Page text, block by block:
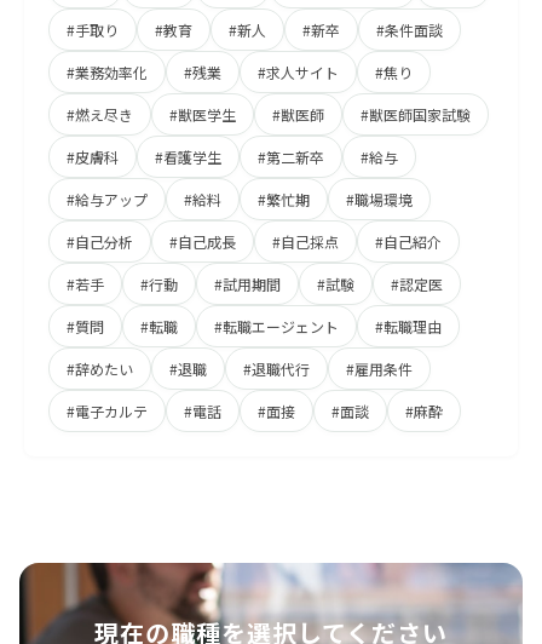
#手取り #教育 #新人 #新卒 #条件面談
#業務効率化 #残業 #求人サイト #焦り
#燃え尽き #獣医学生 #獣医師 #獣医師国家試験
#皮膚科 #看護学生 #第二新卒 #給与
#給与アップ #給料 #繁忙期 #職場環境
#自己分析 #自己成長 #自己採点 #自己紹介
#若手 #行動 #試用期間 #試験 #認定医
#質問 #転職 #転職エージェント #転職理由
#辞めたい #退職 #退職代行 #雇用条件
#電子カルテ #電話 #面接 #面談 #麻酔
現在の職種を選択してください